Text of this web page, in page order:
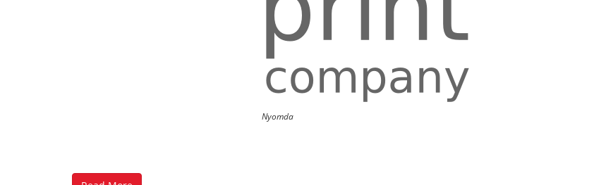
Nyomda